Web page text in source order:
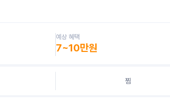
예상 혜택
7~10만원
찜